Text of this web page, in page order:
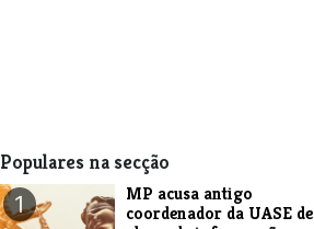
Populares na secção
1
MP acusa antigo
coordenador da UASE de